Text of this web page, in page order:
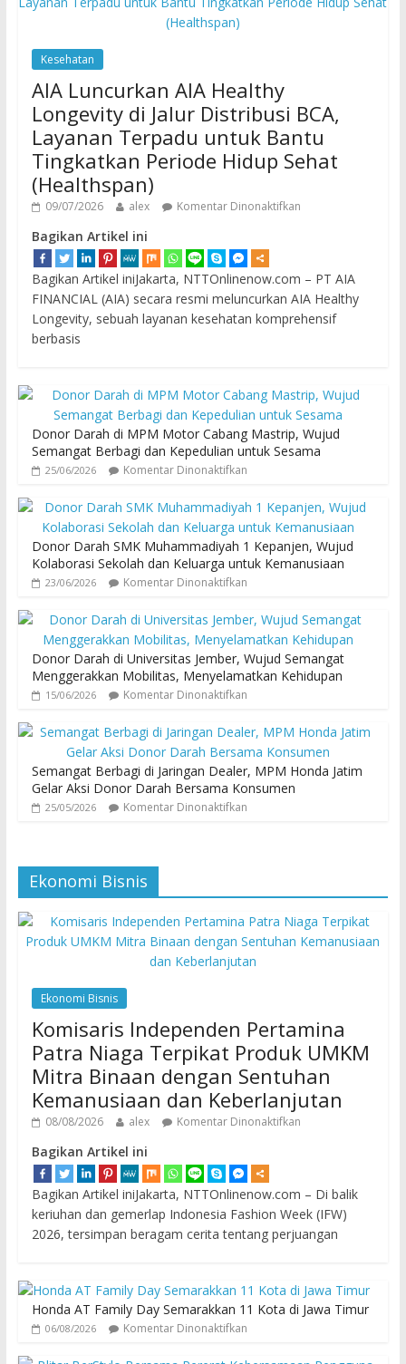
Kesehatan
AIA Luncurkan AIA Healthy
Longevity di Jalur Distribusi BCA,
Layanan Terpadu untuk Bantu
Tingkatkan Periode Hidup Sehat
(Healthspan)
09/07/2026 alex Komentar Dinonaktifkan
Bagikan Artikel ini
Bagikan Artikel iniJakarta, NTTOnlinenow.com – PT AIA
FINANCIAL (AIA) secara resmi meluncurkan AIA Healthy
Longevity, sebuah layanan kesehatan komprehensif
berbasis
Donor Darah di MPM Motor Cabang Mastrip, Wujud
Semangat Berbagi dan Kepedulian untuk Sesama
25/06/2026 Komentar Dinonaktifkan
Donor Darah SMK Muhammadiyah 1 Kepanjen, Wujud
Kolaborasi Sekolah dan Keluarga untuk Kemanusiaan
23/06/2026 Komentar Dinonaktifkan
Donor Darah di Universitas Jember, Wujud Semangat
Menggerakkan Mobilitas, Menyelamatkan Kehidupan
15/06/2026 Komentar Dinonaktifkan
Semangat Berbagi di Jaringan Dealer, MPM Honda Jatim
Gelar Aksi Donor Darah Bersama Konsumen
25/05/2026 Komentar Dinonaktifkan
Ekonomi Bisnis
Ekonomi Bisnis
Komisaris Independen Pertamina
Patra Niaga Terpikat Produk UMKM
Mitra Binaan dengan Sentuhan
Kemanusiaan dan Keberlanjutan
08/08/2026 alex Komentar Dinonaktifkan
Bagikan Artikel ini
Bagikan Artikel iniJakarta, NTTOnlinenow.com – Di balik
keriuhan dan gemerlap Indonesia Fashion Week (IFW)
2026, tersimpan beragam cerita tentang perjuangan
Honda AT Family Day Semarakkan 11 Kota di Jawa Timur
06/08/2026 Komentar Dinonaktifkan